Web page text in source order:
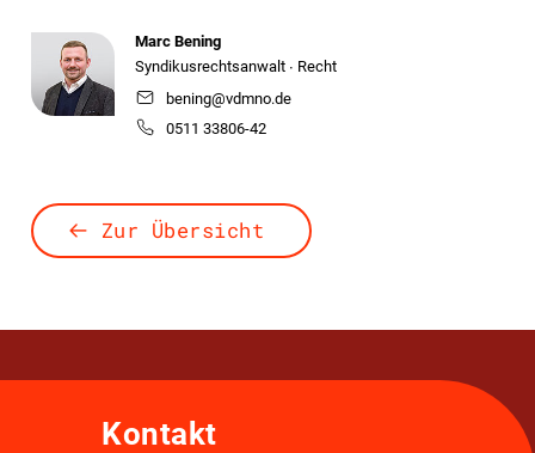
Marc Bening
Syndikusrechtsanwalt ∙ Recht
bening@vdmno.de
0511 33806-42
Zur Übersicht
Kontakt